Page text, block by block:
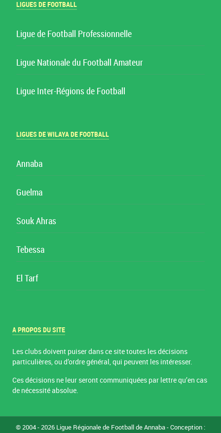
LIGUES DE FOOTBALL
Ligue de Football Professionnelle
Ligue Nationale du Football Amateur
Ligue Inter-Régions de Football
LIGUES DE WILAYA DE FOOTBALL
Annaba
Guelma
Souk Ahras
Tebessa
El Tarf
A PROPOS DU SITE
Les clubs doivent puiser dans ce site toutes les décisions
particulières, ou d’ordre général, qui peuvent les intéresser.
Ces décisions ne leur seront communiquées par lettre qu’en cas
de nécessité absolue.
© 2004 - 2026 Ligue Régionale de Football de Annaba - Conception :